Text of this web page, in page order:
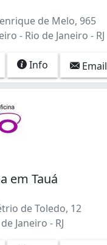
de Melo, 965
- Rio de Janeiro - RJ
Info Email
em Tauá
de Toledo, 12
Janeiro - RJ